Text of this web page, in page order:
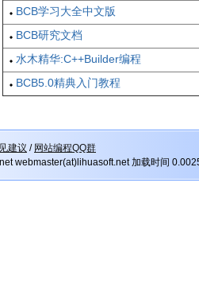
BCB学习大全中文版
BCB研究文档
水木精华:C++Builder编程
BCB5.0精典入门教程
建议 / 网站编程QQ群
webmaster(at)lihuasoft.net 加载时间